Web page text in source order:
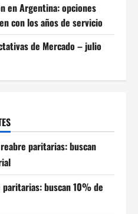
en Argentina: opciones
con los años de servicio
de Mercado – julio
reabre paritarias: buscan
paritarias: buscan 10% de